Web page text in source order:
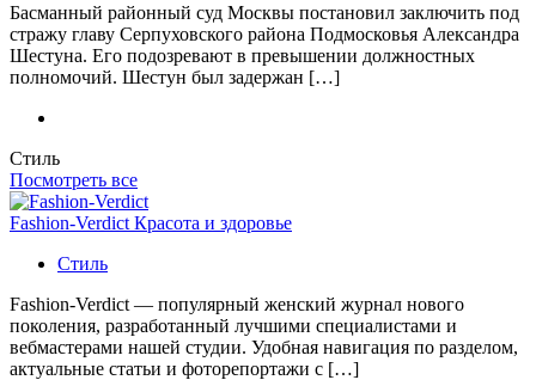
Басманный районный суд Москвы постановил заключить под
стражу главу Серпуховского района Подмосковья Александра
Шестуна. Его подозревают в превышении должностных
полномочий. Шестун был задержан […]
Стиль
Посмотреть все
Fashion-Verdict Красота и здоровье
Стиль
Fashion-Verdict — популярный женский журнал нового
поколения, разработанный лучшими специалистами и
вебмастерами нашей студии. Удобная навигация по разделом,
актуальные статьи и фоторепортажи с […]